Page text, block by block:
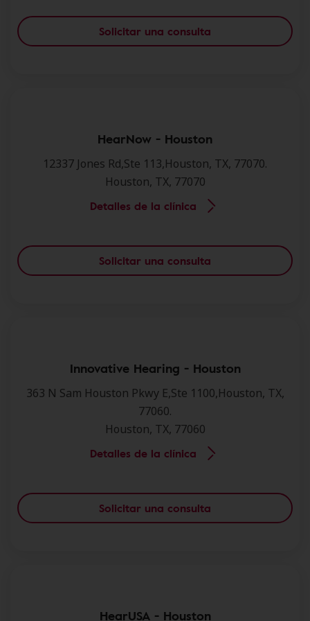
Solicitar una consulta
HearNow - Houston
12337 Jones Rd,Ste 113,Houston, TX, 77070.
Houston, TX, 77070
Detalles de la clínica
Solicitar una consulta
Innovative Hearing - Houston
363 N Sam Houston Pkwy E,Ste 1100,Houston, TX,
77060.
Houston, TX, 77060
Detalles de la clínica
Solicitar una consulta
HearUSA - Houston